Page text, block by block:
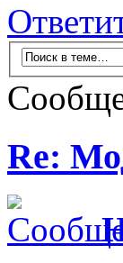
Re: